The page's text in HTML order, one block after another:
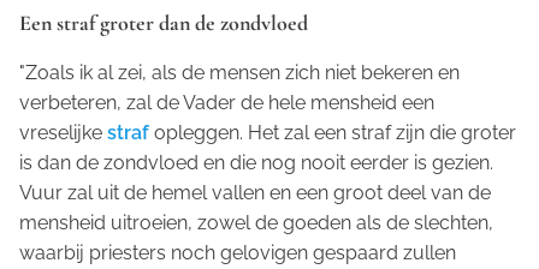
Een straf groter dan de zondvloed
"Zoals ik al zei, als de mensen zich niet bekeren en
verbeteren, zal de Vader de hele mensheid een
vreselijke straf opleggen. Het zal een straf zijn die groter
is dan de zondvloed en die nog nooit eerder is gezien.
Vuur zal uit de hemel vallen en een groot deel van de
mensheid uitroeien, zowel de goeden als de slechten,
waarbij priesters noch gelovigen gespaard zullen